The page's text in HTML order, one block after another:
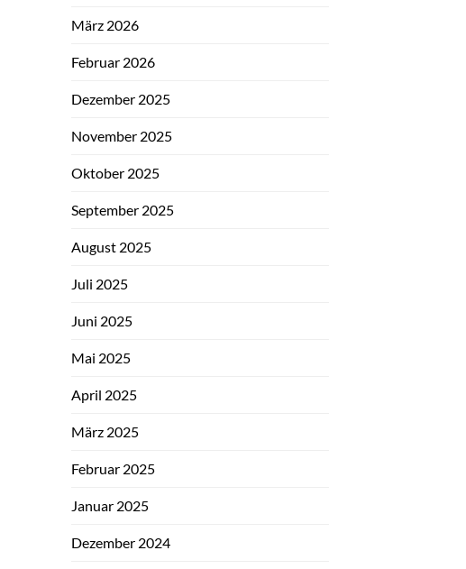
März 2026
Februar 2026
Dezember 2025
November 2025
Oktober 2025
September 2025
August 2025
Juli 2025
Juni 2025
Mai 2025
April 2025
März 2025
Februar 2025
Januar 2025
Dezember 2024